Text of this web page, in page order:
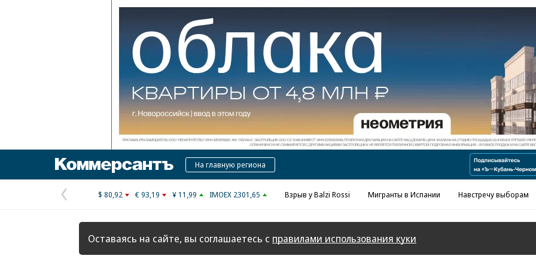
Реклама в «Ъ» www.kommersant.ru/ad
КоммерсантъНа главную региона
Предыдущая
страница
$ 80,92 € 93,19 ¥ 11,99 IMOEX 2301,65 Взрыв у Balzi Rossi Мигранты в Испании Навстречу выборам
Оставаясь на сайте, вы соглашаетесь с правилами использования куки